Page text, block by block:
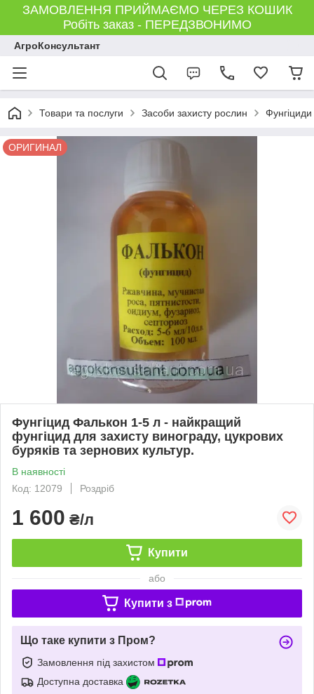
ЗАМОВЛЕННЯ ПРИЙМАЄМО ЧЕРЕЗ КОШИК
Робіть заказ - ПЕРЕДЗВОНИМО
АгроКонсультант
Товари та послуги Засоби захисту рослин Фунгіциди
ОРИГИНАЛ
Фунгіцид Фалькон 1-5 л - найкращий
фунгіцид для захисту винограду, цукрових
буряків та зернових культур.
В наявності
Код: 12079
Роздріб
1 600 ₴/л
Купити
або
Купити з
Що таке купити з Пром?
Замовлення під захистом
Доступна доставка